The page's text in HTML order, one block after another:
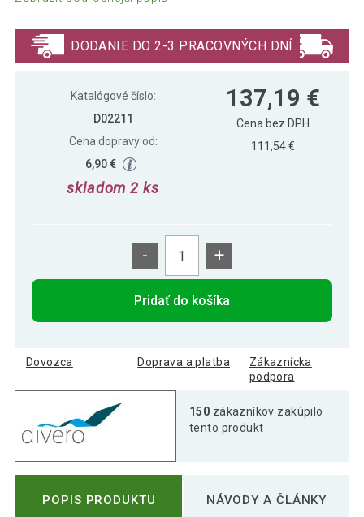
DODANIE DO 2-3 PRACOVNÝCH DNÍ
Katalógové číslo:
D02211
Cena dopravy od:
6,90 €
skladom 2 ks
137,19 €
Cena bez DPH
111,54 €
- +
Pridať do košíka
Dovozca Doprava a platba
Zákaznícka
podpora
150 zákazníkov zakúpilo
tento produkt
POPIS PRODUKTU NÁVODY A ČLÁNKY